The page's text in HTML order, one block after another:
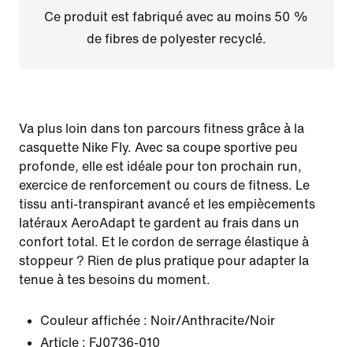
Ce produit est fabriqué avec au moins 50 %
de fibres de polyester recyclé.
Va plus loin dans ton parcours fitness grâce à la
casquette Nike Fly. Avec sa coupe sportive peu
profonde, elle est idéale pour ton prochain run,
exercice de renforcement ou cours de fitness. Le
tissu anti-transpirant avancé et les empiècements
latéraux AeroAdapt te gardent au frais dans un
confort total. Et le cordon de serrage élastique à
stoppeur ? Rien de plus pratique pour adapter la
tenue à tes besoins du moment.
Couleur affichée : Noir/Anthracite/Noir
Article : FJ0736-010